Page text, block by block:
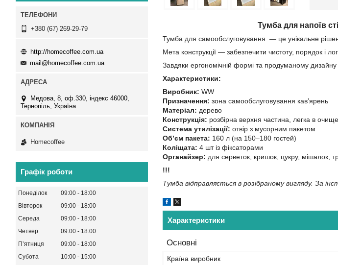
Тумба для напоїв
Тумба для самообслуговування — це унікальне
Мета конструкції — забезпечити чистоту, порядок і
Завдяки ергономічній формі та продуманому
Характеристики:
Виробник: WW
Призначення: зона самообслуговування кав’ярень
Матеріал: дерево
Конструкція: розбірна верхня частина, легка в
Система утилізації: отвір з мусорним пакетом
Об’єм пакета: 160 л (на 150–180 гостей)
Коліщата: 4 шт із фіксаторами
Органайзер: для серветок, кришок, цукру, мішалок,
!!!
Тумба відправляється в розібраному вигляду. За
Характеристики
Основні
Країна виробник
+380 (67) 269-29-79
http://homecoffee.com.ua
mail@homecoffee.com.ua
Медова, 8, оф.330, індекс 46000,
Тернопіль, Україна
Homecoffee
Графік роботи
Понеділок 09:00
18:00
Вівторок
09:00
18:00
Середа
09:00
18:00
Четвер
09:00
18:00
Пʼятниця
09:00
18:00
Субота
10:00
15:00